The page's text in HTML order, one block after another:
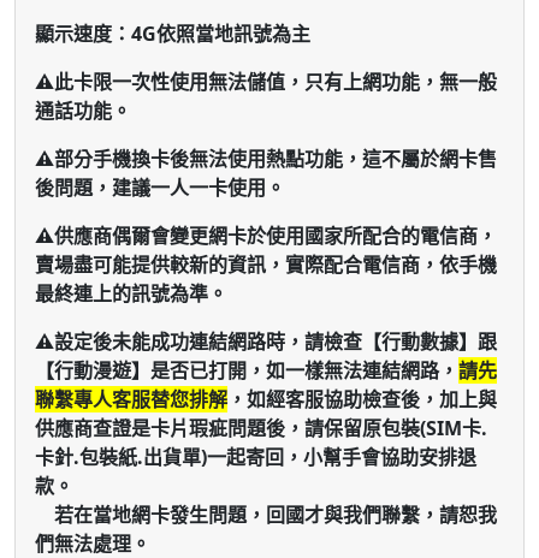
顯示速度：4G依照當地訊號為主
⚠️此卡限一次性使用無法儲值，只有上網功能，無一般
通話功能。
⚠️部分手機換卡後無法使用熱點功能，這不屬於網卡售
後問題，建議一人一卡使用。
⚠️供應商偶爾會變更網卡於使用國家所配合的電信商，
賣場盡可能提供較新的資訊，實際配合電信商，依手機
最終連上的訊號為準。
⚠️設定後未能成功連結網路時，請檢查【行動數據】跟
【行動漫遊】是否已打開，如一樣無法連結網路， 請先
聯繫專人客服替您排解 ，如經客服協助檢查後，加上與
供應商查證是卡片瑕疵問題後，請保留原包裝(SIM卡.
卡針.包裝紙.出貨單)一起寄回，小幫手會協助安排退
款。
若在當地網卡發生問題，回國才與我們聯繫，請恕我
們無法處理。